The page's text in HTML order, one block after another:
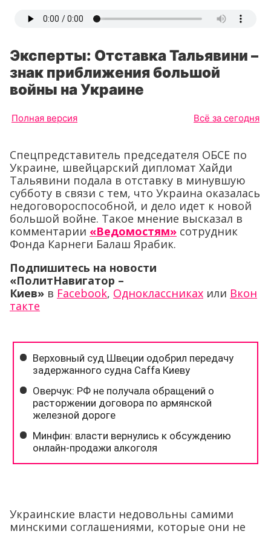
Эксперты: Отставка Тальявини –
знак приближения большой
войны на Украине
Полная версия Всё за сегодня
Спецпредставитель председателя ОБСЕ по
Украине, швейцарский дипломат Хайди
Тальявини подала в отставку в минувшую
субботу в связи с тем, что Украина оказалась
недоговороспособной, и дело идет к новой
большой войне. Такое мнение высказал в
комментарии «Ведомостям» сотрудник
Фонда Карнеги Балаш Ярабик.
Подпишитесь на новости
«ПолитНавигатор –
Киев» в Facebook, Одноклассниках или Вкон
такте
Украинские власти недовольны самими
минскими соглашениями, которые они не